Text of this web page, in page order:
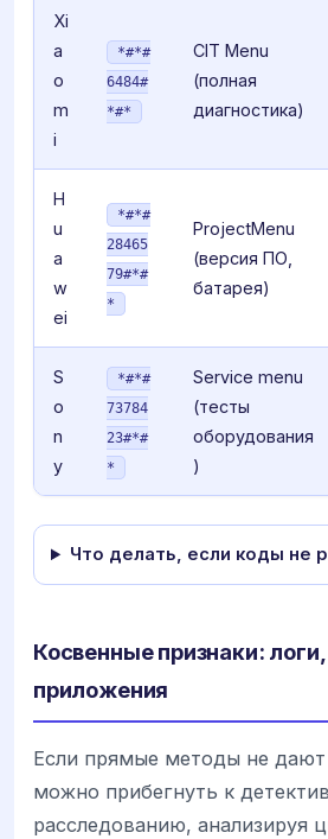
Xi
a
o
m
i
*#*#
6484#
*#*
CIT Menu
(полная
диагностика)
H
u
a
w
ei
*#*#
28465
79#*#
*
ProjectMenu
(версия ПО,
батарея)
S
o
n
y
*#*#
73784
23#*#
*
Service menu
(тесты
оборудования
)
Что делать, если коды не
Косвенные признаки:
приложения
Если прямые методы не дают
можно прибегнуть к
расследованию, анализируя